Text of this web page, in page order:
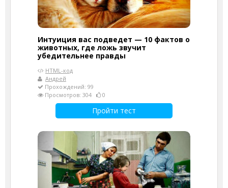
Интуиция вас подведет — 10 фактов о
животных, где ложь звучит
убедительнее правды
HTML-код
Андрей
Прохождений: 99
Просмотров: 304
0
Пройти тест